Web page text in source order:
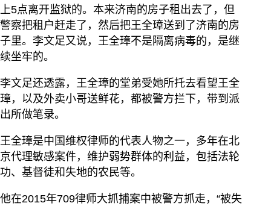
上5点离开监狱的。本来济南的房子租出去了，但
警察把租户赶走了，然后把王全璋送到了济南的房
子里。李文足又说，王全璋不是隔离病毒的，是继
续坐牢的。
李文足还透露，王全璋的堂弟受她所托去看望王全
璋，以及外卖小哥送鲜花，都被警方拦下，带到派
出所做笔录。
王全璋是中国维权律师的代表人物之一，多年在北
京代理敏感案件，维护弱势群体的利益，包括法轮
功、基督徒和失地的农民等。
他在2015年709律师大抓捕案中被警方抓走，“被失